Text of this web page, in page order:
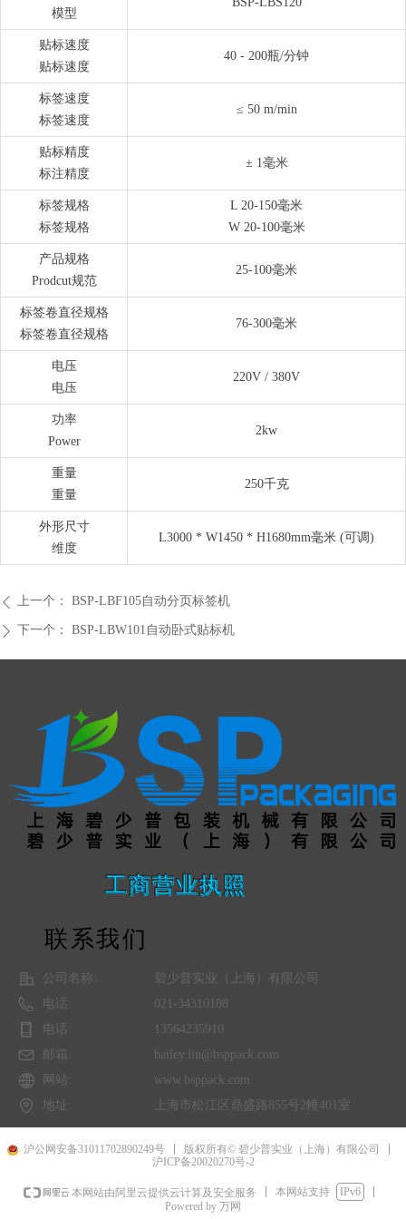
模型
贴标速度
贴标速度
40 - 200瓶/分钟
标签速度
标签速度
≤ 50 m/min
贴标精度
标注精度
± 1毫米
标签规格
标签规格
L 20-150毫米
W 20-100毫米
产品规格
Prodcut规范
25-100毫米
标签卷直径规格
标签卷直径规格
76-300毫米
电压
电压
220V / 380V
功率
Power
2kw
重量
重量
250千克
外形尺寸
维度
L3000 * W1450 * H1680mm毫米 (可调)
ꄲ 下一个： BSP-LBW101自动卧式贴标机
ꄴ 上一个： BSP-LBF105自动分页标签机
公司名称:
碧少普实业（上海）有限公司
电话:
021-34310188
电话:
13564235910
邮箱:
bailey.liu@bsppack.com
网站:
www.bsppack.com
地址:
上海市松江区鼎盛路855号2幢401室
联系我们
工商营业执照
沪公网安备31011702890249号
版权所有© 碧少普实业（上海）有限公司
沪ICP备20020270号-2
本网站由阿里云提供云计算及安全服务 本网站支持
IPv6
Powered by 万网